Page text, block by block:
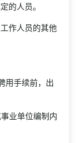
人员。
作人员的其他
手续前，出
业单位编制内